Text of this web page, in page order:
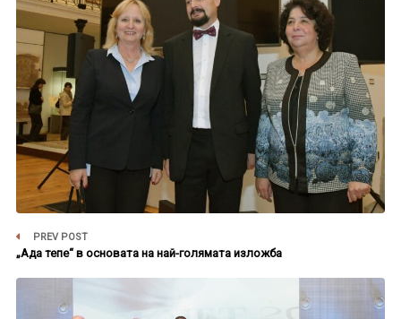
PREV POST
„Ада тепе“ в основата на най-голямата изложба